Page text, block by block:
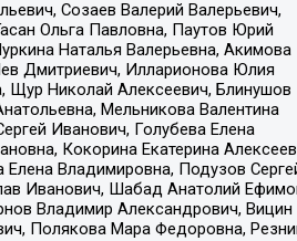
Созаев Валерий Валерьевич,
Ольга Павловна, Паутов Юрий
Наталья Валерьевна, Акимова
Дмитриевич, Илларионова Юлия
Щур Николай Алексеевич, Блинушов
Мельникова Валентина
Иванович, Голубева Елена
Кокорина Екатерина
Владимировна, Подузов
Иванович, Шабад Анатолий
Владимир Александрович, Вицин
Полякова Мара Федоровна,